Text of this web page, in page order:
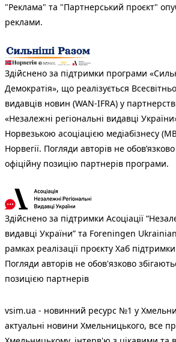
"Реклама" та "Партнерський проєкт"
реклами.
Здійснено за підтримки програми
Демократія», що реалізується
видавців новин (WAN-IFRA) у
«Незалежні регіональні видавці
Норвезькою асоціацією медіабізнесу
Норвегії. Погляди авторів не
офіційну позицію партнерів програми.
Здійснено за підтримки Асоціації
видавці України” та Foreningen
рамках реалізації проєкту Хаб
Погляди авторів не обов'язково
позицією партнерів
vsim.ua - новинний ресурс №1 у
актуальні новини Хмельницького, все